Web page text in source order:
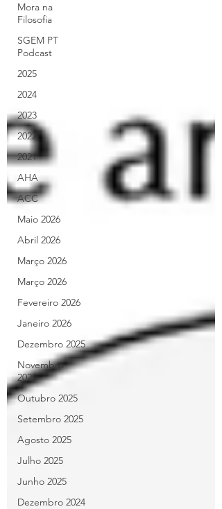
Mora na
Filosofia
SGEM PT
Podcast
2025
2024
2023
2022
2021
AHA
ACC
Maio 2026
Abril 2026
Março 2026
Março 2026
Fevereiro 2026
Janeiro 2026
Dezembro 2025
Novembro
2025
Outubro 2025
Setembro 2025
Agosto 2025
Julho 2025
Junho 2025
Dezembro 2024